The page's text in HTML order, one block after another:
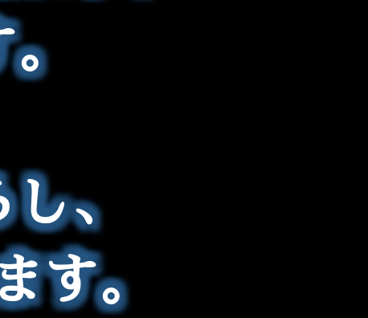
、
す。